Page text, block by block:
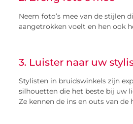
Neem foto’s mee van de stijlen
aangetrokken voelt en hen ook
3. Luister naar uw
Stylisten in bruidswinkels zijn
silhouetten die het beste bij uw
Ze kennen de ins en outs van